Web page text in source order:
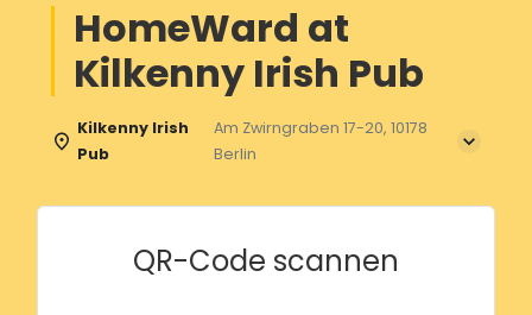
HomeWard at
Kilkenny Irish Pub
Kilkenny Irish
Pub
Am Zwirngraben 17-20, 10178
Berlin
QR-Code scannen